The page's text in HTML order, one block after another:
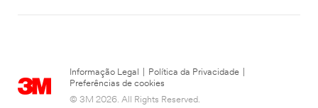
Informação Legal Política da Privacidade
Preferências de cookies
© 3M 2026. All Rights Reserved.